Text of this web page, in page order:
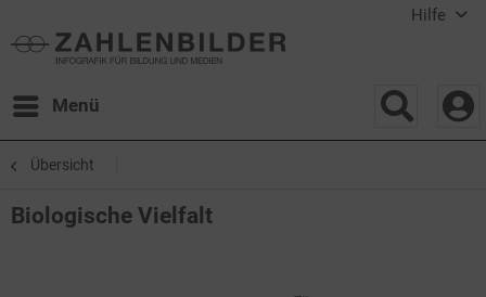
Hilfe
Menü
Übersicht
Biologische Vielfalt